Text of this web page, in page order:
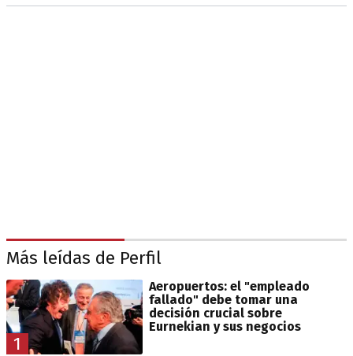
Más leídas de Perfil
1
Aeropuertos: el "empleado
fallado" debe tomar una
decisión crucial sobre
Eurnekian y sus negocios